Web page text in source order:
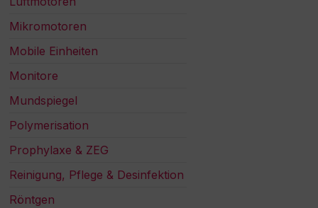
Mikromotoren
Mobile Einheiten
Monitore
Mundspiegel
Polymerisation
Prophylaxe & ZEG
Reinigung, Pflege & Desinfektion
Röntgen